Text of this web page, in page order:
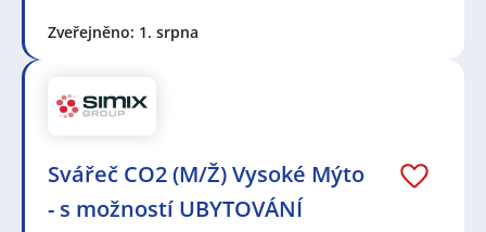
Zveřejněno: 1. srpna
Svářeč CO2 (M/Ž) Vysoké Mýto
- s možností UBYTOVÁNÍ